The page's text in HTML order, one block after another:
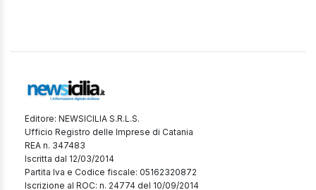
Editore: NEWSICILIA S.R.L.S.
Ufficio Registro delle Imprese di Catania
REA n. 347483
Iscritta dal 12/03/2014
Partita Iva e Codice fiscale: 05162320872
Iscrizione al ROC: n. 24774 del 10/09/2014